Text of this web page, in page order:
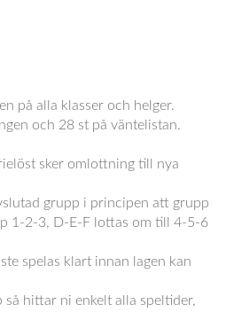
på alla klasser och helger.
och 28 st på väntelistan.
sker omlottning till nya
grupp i principen att grupp
1-2-3, D-E-F lottas om till 4-5-6
spelas klart innan lagen kan
så hittar ni enkelt alla speltider,